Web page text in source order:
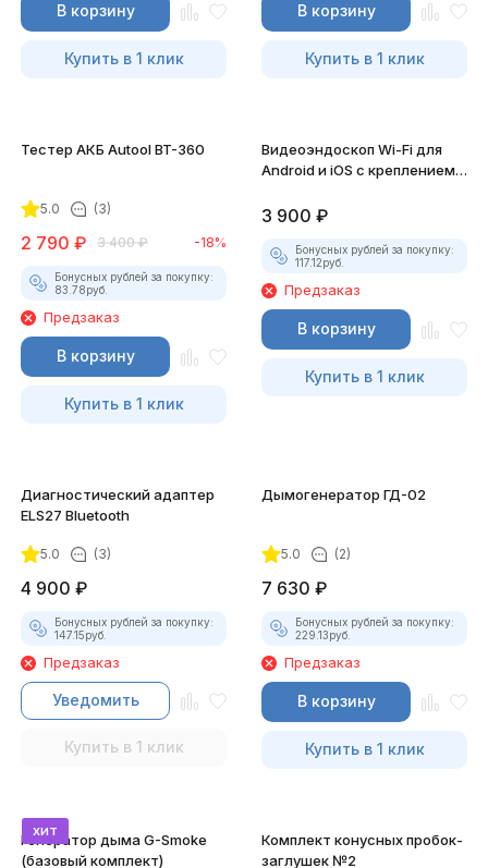
В корзину
Купить в 1 клик
В корзину
Купить в 1 клик
Тестер АКБ Autool BT-360
5.0 (3)
2 790 ₽ 3 400 ₽ -18%
Бонусных рублей за покупку:
83.78руб.
Предзаказ
В корзину
Купить в 1 клик
Видеоэндоскоп Wi-Fi для
Android и iOS с креплением
3 900 ₽
Бонусных рублей за покупку:
117.12руб.
Предзаказ
В корзину
Купить в 1 клик
Диагностический адаптер
ELS27 Bluetooth
5.0 (3)
4 900 ₽
Бонусных рублей за покупку:
147.15руб.
Предзаказ
Уведомить
Купить в 1 клик
Дымогенератор ГД-02
5.0 (2)
7 630 ₽
Бонусных рублей за покупку:
229.13руб.
Предзаказ
В корзину
Купить в 1 клик
хит
Генератор дыма G-Smoke
(базовый комплект)
Комплект конусных пробок-
заглушек №2